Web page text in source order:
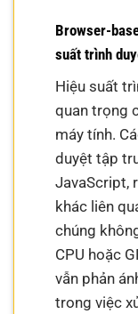
Browser-
suất trình
Hiệu suất
quan trọng
máy tính.
duyệt tập
JavaScript,
khác liên
chúng
CPU hoặc
vẫn phản
trong việc